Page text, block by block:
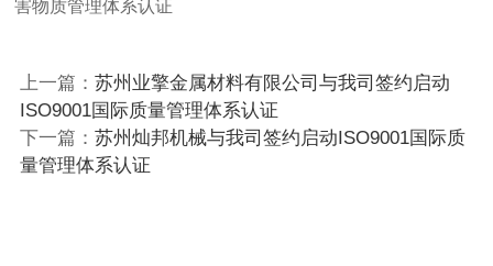
害物质管理体系认证
上一篇： 苏州业擎金属材料有限公司与我司签约启动
ISO9001国际质量管理体系认证
下一篇： 苏州灿邦机械与我司签约启动ISO9001国际质
量管理体系认证